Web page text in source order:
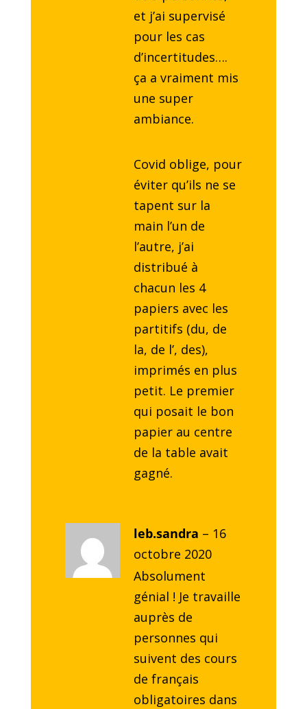
et j’ai supervisé
pour les cas
d’incertitudes….
ça a vraiment mis
une super
ambiance.
Covid oblige, pour
éviter qu’ils ne se
tapent sur la
main l’un de
l’autre, j’ai
distribué à
chacun les 4
papiers avec les
partitifs (du, de
la, de l’, des),
imprimés en plus
petit. Le premier
qui posait le bon
papier au centre
de la table avait
gagné.
leb.sandra – 16
octobre 2020
Absolument
génial ! Je travaille
auprès de
personnes qui
suivent des cours
de français
obligatoires dans